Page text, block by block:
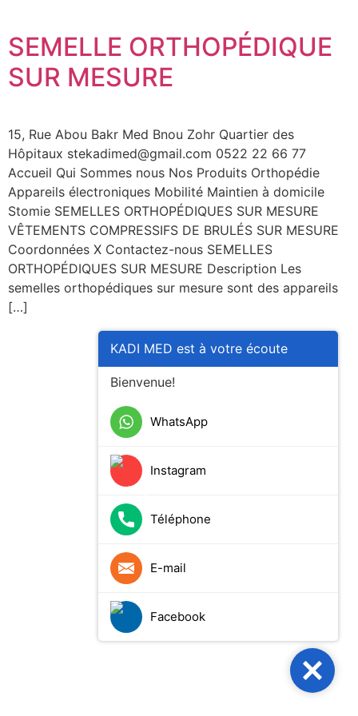
SEMELLE ORTHOPÉDIQUE
SUR MESURE
15, Rue Abou Bakr Med Bnou Zohr Quartier des
Hôpitaux stekadimed@gmail.com 0522 22 66 77
Accueil Qui Sommes nous Nos Produits Orthopédie
Appareils électroniques Mobilité Maintien à domicile
Stomie SEMELLES ORTHOPÉDIQUES SUR MESURE
VÊTEMENTS COMPRESSIFS DE BRULÉS SUR MESURE
Coordonnées X Contactez-nous SEMELLES
ORTHOPÉDIQUES SUR MESURE Description Les
semelles orthopédiques sur mesure sont des appareils
[…]
KADI MED est à votre écoute
Bienvenue!
WhatsApp
Instagram
Téléphone
E-mail
Facebook
Close